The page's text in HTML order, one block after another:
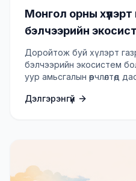
Монгол орны хүлэрт
бэлчээрийн
малчдын дасан
нэмэгдүүлэх төсөл
Доройтож буй хүлэрт
бэлчээрийн экосистем
уур амьсгалын өөрчлөлтөд
Дэлгэрэнгүй